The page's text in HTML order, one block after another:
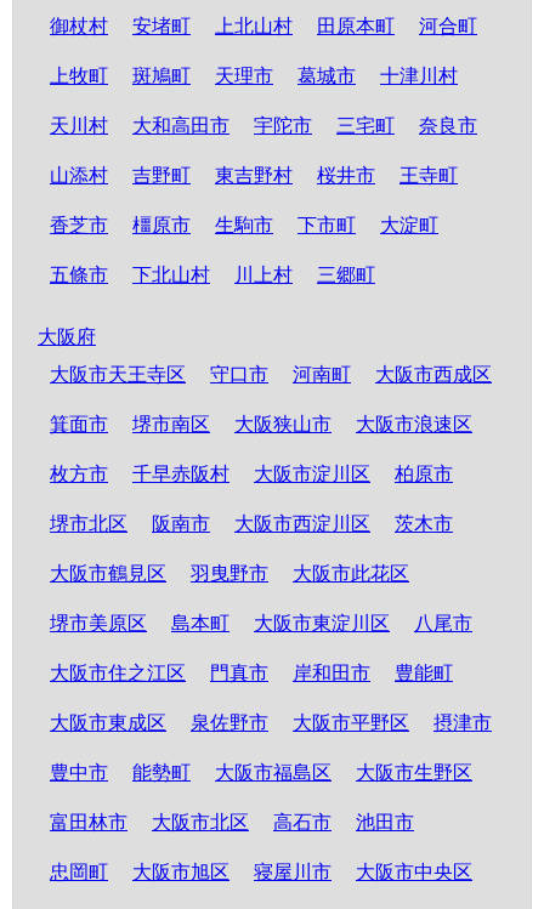
御杖村 安堵町 上北山村 田原本町 河合町
上牧町 斑鳩町 天理市 葛城市 十津川村
天川村 大和高田市 宇陀市 三宅町 奈良市
山添村 吉野町 東吉野村 桜井市 王寺町
香芝市 橿原市 生駒市 下市町 大淀町
五條市 下北山村 川上村 三郷町
大阪府
大阪市天王寺区
守口市 河南町 大阪市西成区
箕面市 堺市南区 大阪狭山市 大阪市浪速区
枚方市 千早赤阪村 大阪市淀川区 柏原市
堺市北区 阪南市 大阪市西淀川区 茨木市
大阪市鶴見区 羽曳野市 大阪市此花区
堺市美原区 島本町 大阪市東淀川区 八尾市
大阪市住之江区 門真市 岸和田市 豊能町
大阪市東成区 泉佐野市 大阪市平野区 摂津市
豊中市 能勢町 大阪市福島区 大阪市生野区
富田林市 大阪市北区 高石市 池田市
忠岡町 大阪市旭区 寝屋川市 大阪市中央区